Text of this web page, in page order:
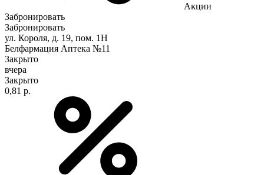
Акции
Забронировать
Забронировать
ул. Короля, д. 19, пом. 1Н
Белфармация Аптека №11
Закрыто
вчера
Закрыто
0,81 р.